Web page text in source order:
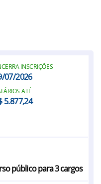
INSCRIÇÕES
07/2026
ATÉ
5.877,24
público para 3 cargos